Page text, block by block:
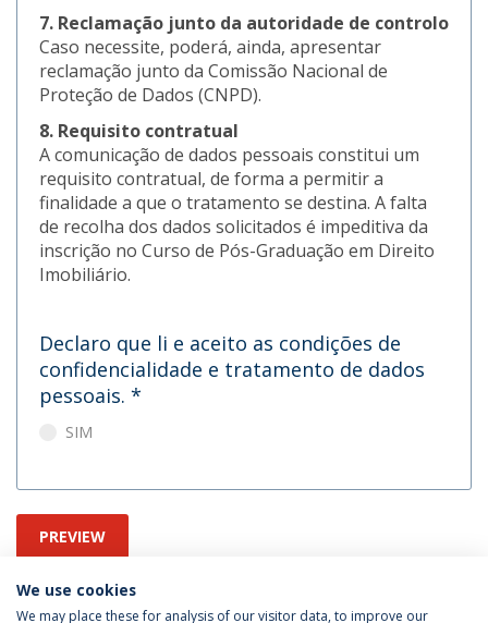
7. Reclamação junto da autoridade de controlo
Caso necessite, poderá, ainda, apresentar
reclamação junto da Comissão Nacional de
Proteção de Dados (CNPD).
8. Requisito contratual
A comunicação de dados pessoais constitui um
requisito contratual, de forma a permitir a
finalidade a que o tratamento se destina. A falta
de recolha dos dados solicitados é impeditiva da
inscrição no Curso de Pós-Graduação em Direito
Imobiliário.
Declaro que li e aceito as condições de
confidencialidade e tratamento de dados
pessoais. *
SIM
PREVIEW
We use cookies
We may place these for analysis of our visitor data, to improve our